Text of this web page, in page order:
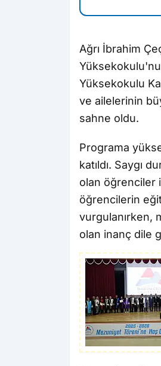
Ağrı İbrahim
Yüksekokulu
ve ailelerinin
sahne oldu.
Programa
katıldı. Saygı
olan öğrenciler
öğrencilerin
vurgulanırken,
olan inanç dile